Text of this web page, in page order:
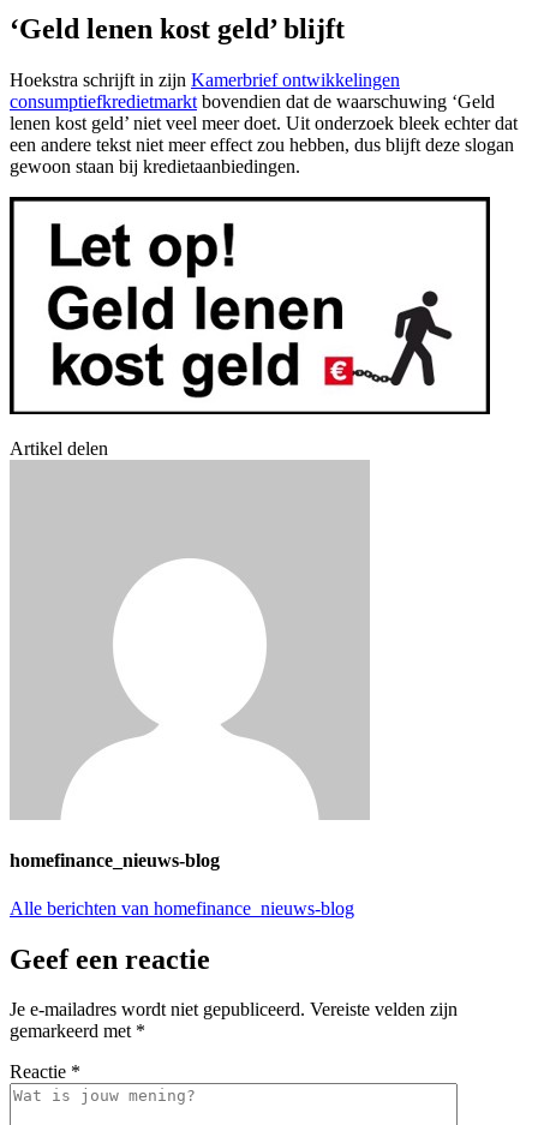
‘Geld lenen kost geld’ blijft
Hoekstra schrijft in zijn Kamerbrief ontwikkelingen
consumptiefkredietmarkt bovendien dat de waarschuwing ‘Geld
lenen kost geld’ niet veel meer doet. Uit onderzoek bleek echter dat
een andere tekst niet meer effect zou hebben, dus blijft deze slogan
gewoon staan bij kredietaanbiedingen.
Artikel delen
homefinance_nieuws-blog
Alle berichten van homefinance_nieuws-blog
Geef een reactie
Je e-mailadres wordt niet gepubliceerd. Vereiste velden zijn
gemarkeerd met *
Reactie *